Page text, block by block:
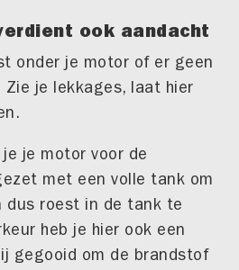
ook aandacht
onder je motor of er geen
je lekkages, laat hier
je motor voor de
met een volle tank om
dus roest in de tank te
heb je hier ook een
gegooid om de brandstof